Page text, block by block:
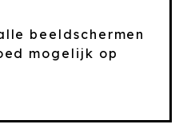
beeldschermen
mogelijk op